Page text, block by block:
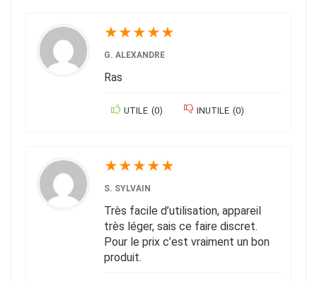
★★★★★
G. ALEXANDRE
Ras
UTILE (0) INUTILE (0)
★★★★★
S. SYLVAIN
Très facile d’utilisation, appareil
très léger, sais ce faire discret.
Pour le prix c’est vraiment un bon
produit.